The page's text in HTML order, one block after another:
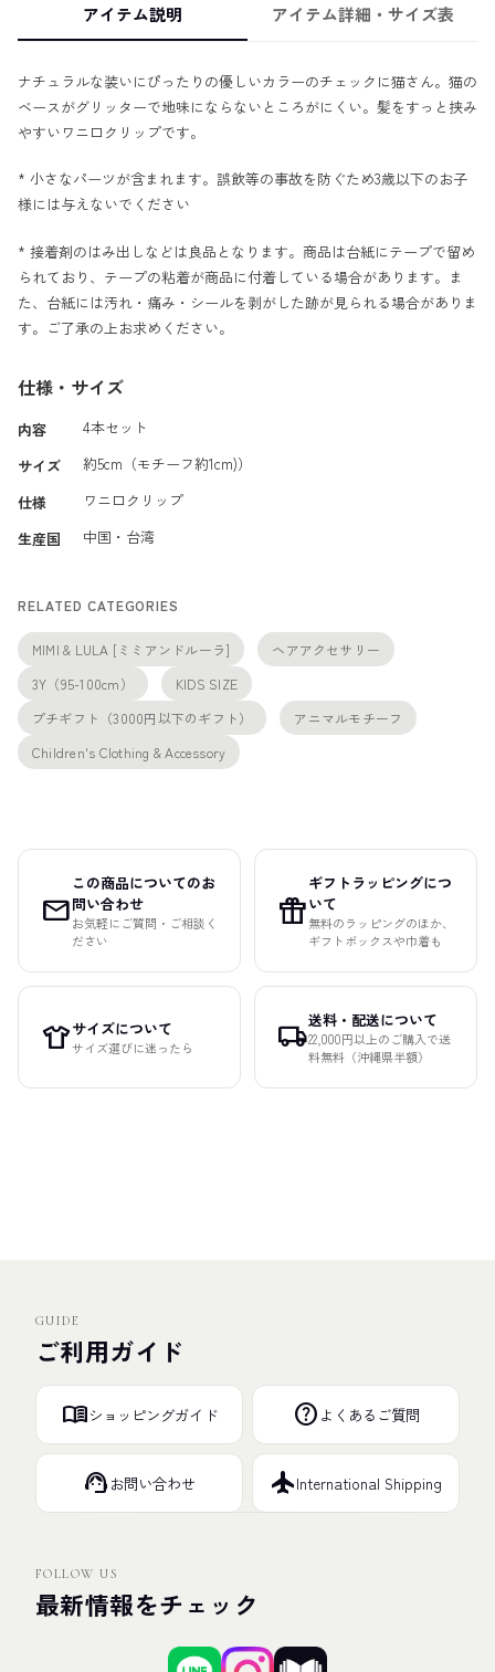
アイテム説明 アイテム詳細・サイズ表
ナチュラルな装いにぴったりの優しいカラーのチェックに猫さん。猫の
ベースがグリッターで地味にならないところがにくい。髪をすっと挟み
やすいワニ口クリップです。
* 小さなパーツが含まれます。誤飲等の事故を防ぐため3歳以下のお子
様には与えないでください
* 接着剤のはみ出しなどは良品となります。商品は台紙にテープで留め
られており、テープの粘着が商品に付着している場合があります。ま
た、台紙には汚れ・痛み・シールを剥がした跡が見られる場合がありま
す。ご了承の上お求めください。
仕様・サイズ
内容
4本セット
サイズ
約5cm（モチーフ約1cm)）
仕様
ワニ口クリップ
生産国
中国・台湾
RELATED CATEGORIES
MIMI & LULA [ミミアンドルーラ]
ヘアアクセサリー
3Y（95-100cm）
KIDS SIZE
プチギフト（3000円以下のギフト）
アニマルモチーフ
Children's Clothing & Accessory
mail
この商品についてのお
問い合わせ
お気軽にご質問・ご相談く
ださい
featured_seasonal_and_gifts
ギフトラッピングにつ
いて
無料のラッピングのほか、
ギフトボックスや巾着も
apparelサイズについて
サイズ選びに迷ったら local_shipping送料・配送について
22,000円以上のご購入で送
料無料（沖縄県半額）
GUIDE
ご利用ガイド
menu_bookショッピングガイド help よくあるご質問
support_agent お問い合わせ flightInternational Shipping
FOLLOW US
最新情報をチェック